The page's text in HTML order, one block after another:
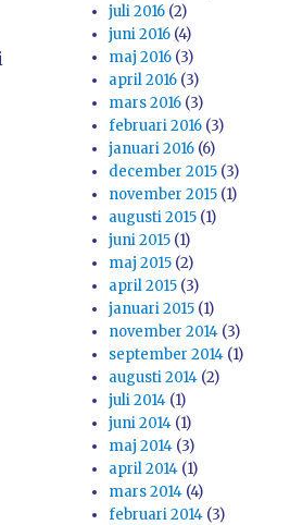
juli 2016 (2)
juni 2016 (4)
maj 2016 (3)
april 2016 (3)
mars 2016 (3)
februari 2016 (3)
januari 2016 (6)
december 2015 (3)
november 2015 (1)
augusti 2015 (1)
juni 2015 (1)
maj 2015 (2)
april 2015 (3)
januari 2015 (1)
november 2014 (3)
september 2014 (1)
augusti 2014 (2)
juli 2014 (1)
juni 2014 (1)
maj 2014 (3)
april 2014 (1)
mars 2014 (4)
februari 2014 (3)